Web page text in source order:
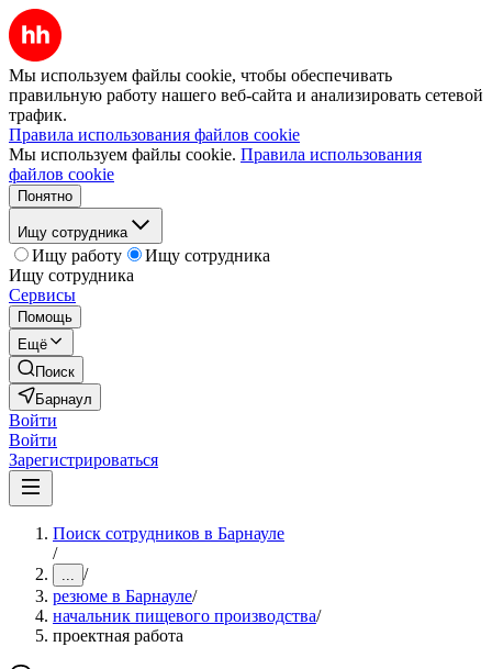
Мы используем файлы cookie, чтобы обеспечивать
правильную работу нашего веб-сайта и анализировать сетевой
трафик.
Правила использования файлов cookie
Мы используем файлы cookie. Правила использования
файлов cookie
Понятно
Ищу сотрудника
Ищу работу
Ищу сотрудника
Ищу сотрудника
Сервисы
Помощь
Ещё
Поиск
Барнаул
Войти
Войти
Зарегистрироваться
Поиск сотрудников в Барнауле
/
... /
резюме в Барнауле/
начальник пищевого производства/
проектная работа